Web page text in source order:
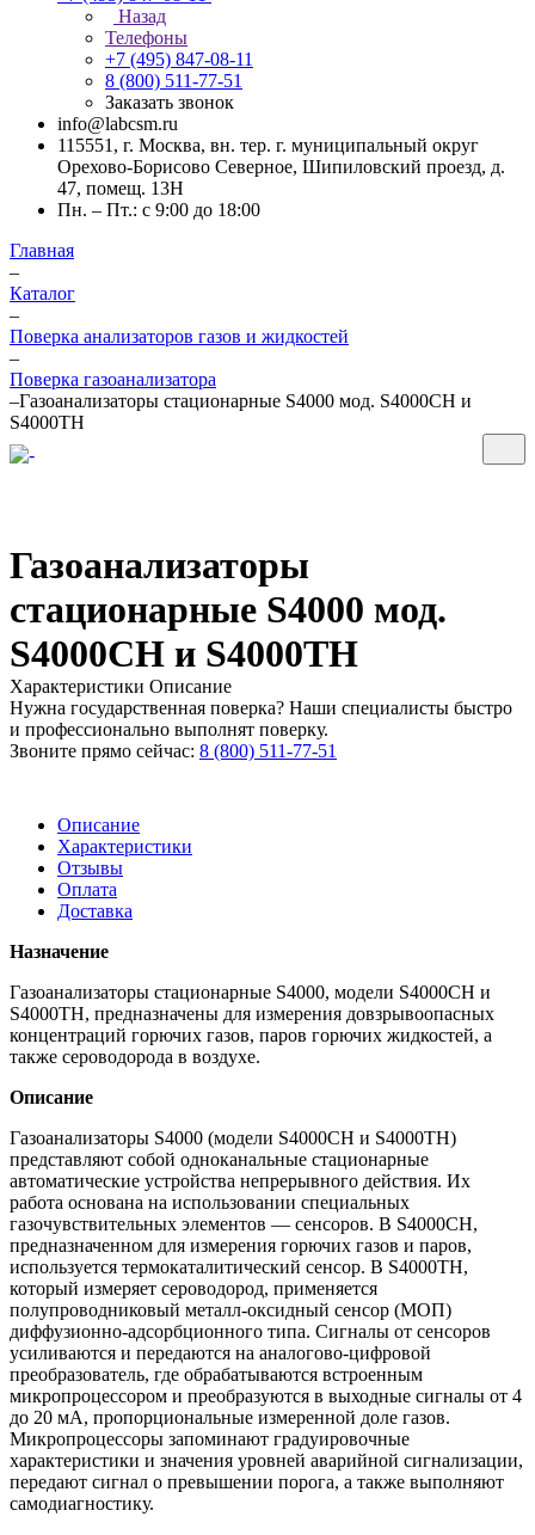
Назад
Телефоны
+7 (495) 847-08-11
8 (800) 511-77-51
Заказать звонок
info@labcsm.ru
115551, г. Москва, вн. тер. г. муниципальный округ
Орехово-Борисово Северное, Шипиловский проезд, д.
47, помещ. 13Н
Пн. – Пт.: с 9:00 до 18:00
Главная
–
Каталог
–
Поверка анализаторов газов и жидкостей
–
Поверка газоанализатора
–Газоанализаторы стационарные S4000 мод. S4000CH и
S4000TH
Газоанализаторы
стационарные S4000 мод.
S4000CH и S4000TH
Характеристики Описание
Нужна государственная поверка? Наши специалисты быстро
и профессионально выполнят поверку.
Звоните прямо сейчас: 8 (800) 511-77-51
Описание
Характеристики
Отзывы
Оплата
Доставка
Назначение
Газоанализаторы стационарные S4000, модели S4000CH и
S4000TH, предназначены для измерения довзрывоопасных
концентраций горючих газов, паров горючих жидкостей, а
также сероводорода в воздухе.
Описание
Газоанализаторы S4000 (модели S4000CH и S4000TH)
представляют собой одноканальные стационарные
автоматические устройства непрерывного действия. Их
работа основана на использовании специальных
газочувствительных элементов — сенсоров. В S4000CH,
предназначенном для измерения горючих газов и паров,
используется термокаталитический сенсор. В S4000TH,
который измеряет сероводород, применяется
полупроводниковый металл-оксидный сенсор (МОП)
диффузионно-адсорбционного типа. Сигналы от сенсоров
усиливаются и передаются на аналогово-цифровой
преобразователь, где обрабатываются встроенным
микропроцессором и преобразуются в выходные сигналы от 4
до 20 мА, пропорциональные измеренной доле газов.
Микропроцессоры запоминают градуировочные
характеристики и значения уровней аварийной сигнализации,
передают сигнал о превышении порога, а также выполняют
самодиагностику.